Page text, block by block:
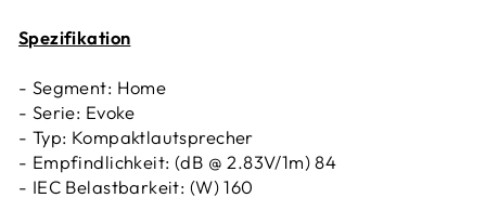
Spezifikation
- Segment: Home
- Serie: Evoke
- Typ: Kompaktlautsprecher
- Empfindlichkeit: (dB @ 2.83V/1m) 84
- IEC Belastbarkeit: (W) 160